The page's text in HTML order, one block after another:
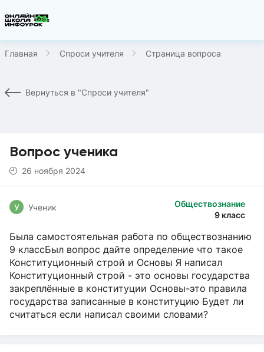
Главная Спроси учителя Страница вопроса
Вернуться в "Спроси учителя"
Вопрос ученика
26 ноября 2024
Обществознание
9 класс
У Ученик
Была самостоятельная работа по обществознанию
9 классБыл вопрос дайте определение что такое
Конституционный строй и Основы Я написал
Конституционный строй - это основы государства
закреплённые в конституции Основы-это правила
государства записанные в конституцию Будет ли
считаться если написал своими словами?